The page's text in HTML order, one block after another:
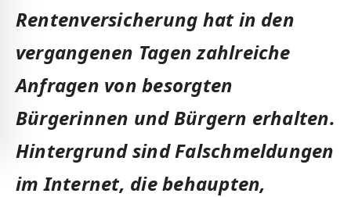
Rentenversicherung hat in den
vergangenen Tagen zahlreiche
Anfragen von besorgten
Bürgerinnen und Bürgern erhalten.
Hintergrund sind Falschmeldungen
im Internet, die behaupten,